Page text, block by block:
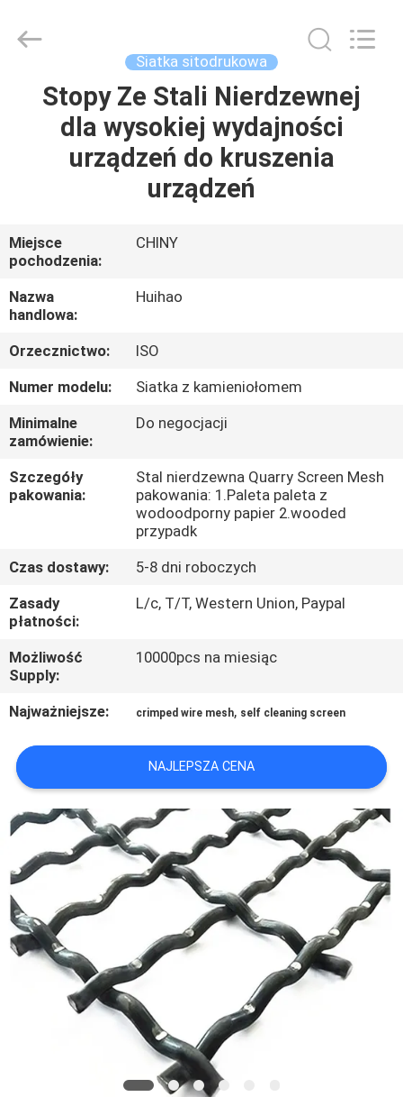
DOMU
O
NAS
WYCIECZKA
PO
FABRYCE
KONTROLA
JAKOŚCI
SKONTAKTUJ
SIĘ
Z
NAMI
AKTUALNOŚCI
PRZYPADKI
SITEMAP
PRIVACY
POLICY
Product
Limited.
Siatka sitodrukowa
Stopy Ze Stali Nierdzewnej
dla wysokiej wydajności
urządzeń do kruszenia
urządzeń
Miejsce
pochodzenia:
CHINY
Nazwa
handlowa:
Huihao
Orzecznictwo:
ISO
Numer modelu:
Siatka z kamieniołomem
Minimalne
zamówienie:
Do negocjacji
Szczegóły
pakowania:
Stal nierdzewna Quarry Screen Mesh
pakowania: 1.Paleta paleta z
wodoodporny papier 2.wooded
przypadk
Czas dostawy:
5-8 dni roboczych
Zasady
płatności:
L/c, T/T, Western Union, Paypal
Możliwość
Supply:
10000pcs na miesiąc
Najważniejsze: crimped wire mesh, self cleaning screen
NAJLEPSZA CENA